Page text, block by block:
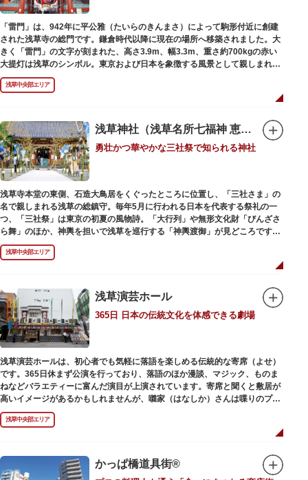
「雷門」は、942年に平公雅（たいらのきんまさ）によって駒形付近に創建
された浅草寺の総門です。鎌倉時代以降に現在の場所へ移築されました。大
きく「雷門」の文字が刻まれた、高さ3.9m、幅3.3m、重さ約700kgの赤い
大提灯は浅草のシンボル。東京および日本を象徴する風景として親しまれ、
フォトスポットとしても国内外の観光客を魅了し続けています。
提灯の底部に施された見事な龍の彫刻や、門の北側（風神雷神の背後）に安
置されている浅草寺の護法善神「天龍像」と「金龍像」も見どころ。正式名
ます。日没から23時頃までは雷門や浅草寺がライトアップされ、昼間とは違
った荘厳な雰囲気に包まれます。
何度も焼失と再建を繰り返し、現在の雷門は1960年に松下電器産業（現パナ
ソニック）の松下幸之助氏の寄進により再建されたものです。
浅草中央部エリア
浅草神社（浅草名所七福神 恵比須）
勇壮かつ華やかな三社祭で知られる神社
浅草寺本堂の東側、石造大鳥居をくぐったところに位置し、「三社さま」の
名で親しまれる浅草の総鎮守。毎年5月に行われる日本を代表する祭礼の一
つ、「三社祭」は東京の初夏の風物詩。「大行列」や無形文化財「びんざさ
ら舞」のほか、神輿を担いで浅草を巡行する「神輿渡御」が見どころです。
町を練り歩く担ぎ手たちの威勢良い掛け声が響き渡り、浅草の町がまつり一
色に染まります。
6月の「夏越し（なごし）の大祓」では、茅草で作られた輪の中（茅の輪）
ら逃れ、福徳があると伝えられる行事です。
本殿には浅草寺のご本尊である聖観世音菩薩像を見つけた漁師の兄弟ととも
に、尊像として奉安した郷土の文化人、土師真中知（はじのなかとも）の3
人が祀られています。江戸時代に徳川家光が寄進した社殿は本殿・幣殿と拝
殿の間が渡り廊下で繋がる建築様式。国の重要文化財に指定されています。
また、浅草名所七福神のひとつとしても知られ、恵比須像が祀られていま
す。
浅草中央部エリア
浅草演芸ホール
365日 日本の伝統文化を体感できる劇場
浅草演芸ホールは、初心者でも気軽に落語を楽しめる伝統的な寄席（よせ）
です。365日休まず公演を行っており、落語のほか漫談、マジック、ものま
ねなどバラエティーに富んだ演目が上演されています。寄席と聞くと敷居が
高いイメージがあるかもしれませんが、囃家（はなしか）さんは喋りのプ
ロ。すぐに巧みな話芸に引き込まれ、予備知識が無くても楽しめます。
ホール内で飲食できるのも魅力のひとつ。売店でお弁当やお菓子を買ってゆ
っくり番組を楽しんではいかがでしょう。数々の著名な落語家やお笑い芸人
浅草中央部エリア
かっぱ橋道具街®